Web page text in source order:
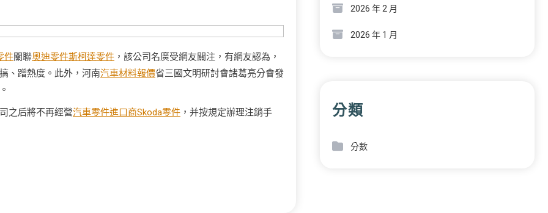
件關聯奧迪零件斯柯達零件 ，該公司名廣受網友關注，有網友認為，
、蹭熱度。此外，河南汽車材料報價省三國文明研討會諸葛亮分會發
之后將不再經營汽車零件進口商Skoda零件 ，并按規定辦理注銷手
2026 年 2 月
2026 年 1 月
分類
分數